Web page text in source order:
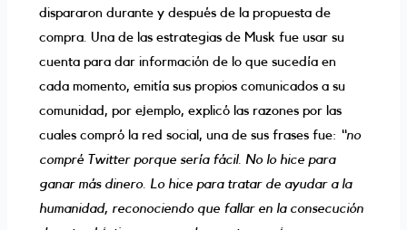
dispararon durante y después de la propuesta de
compra. Una de las estrategias de Musk fue usar su
cuenta para dar información de lo que sucedía en
cada momento, emitía sus propios comunicados a su
comunidad, por ejemplo, explicó las razones por las
cuales compró la red social, una de sus frases fue: ‘‘no
compré Twitter porque sería fácil. No lo hice para
ganar más dinero. Lo hice para tratar de ayudar a la
humanidad, reconociendo que fallar en la consecución